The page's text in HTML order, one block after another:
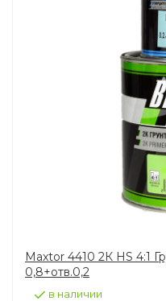
Maxtor 4410 2К HS 4:1
0,8+отв.0,2
в наличии